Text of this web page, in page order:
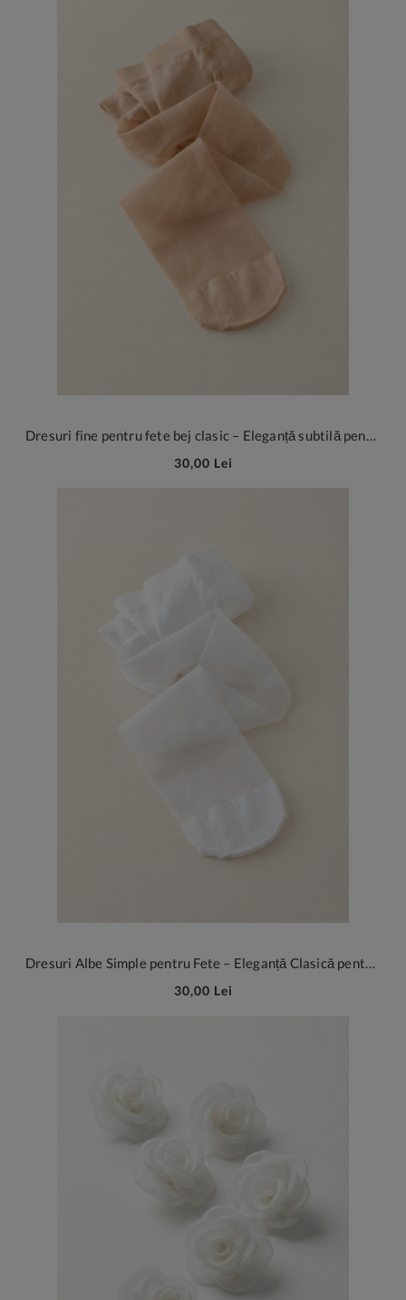
Dresuri fine pentru fete bej clasic – Eleganță subtilă pentru ocazii speciale
30,00 Lei
Dresuri Albe Simple pentru Fete – Eleganță Clasică pentru Ocazii Speciale și Serbări Școlare
30,00 Lei